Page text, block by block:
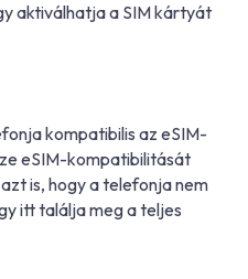
aktiválhatja a SIM kártyát
kompatibilis az eSIM-
eSIM-kompatibilitását
is, hogy a telefonja nem
itt találja meg a teljes